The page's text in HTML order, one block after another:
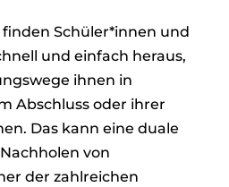
finden Schüler*innen und
und einfach heraus,
ihnen in
Abschluss oder ihrer
Das kann eine duale
von
der zahlreichen